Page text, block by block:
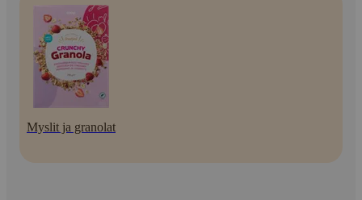
Myslit ja granolat